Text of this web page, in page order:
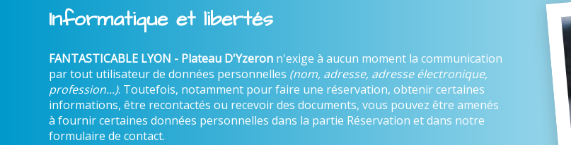
Informatique et libertés
FANTASTICABLE LYON - Plateau D'Yzeron n'exige à aucun moment la communication
par tout utilisateur de données personnelles (nom, adresse, adresse électronique,
profession...). Toutefois, notamment pour faire une réservation, obtenir certaines
informations, être recontactés ou recevoir des documents, vous pouvez être amenés
à fournir certaines données personnelles dans la partie Réservation et dans notre
formulaire de contact.